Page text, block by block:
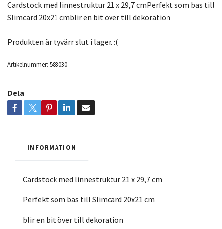
Cardstock med linnestruktur 21 x 29,7 cmPerfekt som bas till
Slimcard 20x21 cmblir en bit över till dekoration
Produkten är tyvärr slut i lager. :(
Artikelnummer: 583030
Dela
INFORMATION
Cardstock med linnestruktur 21 x 29,7 cm
Perfekt som bas till Slimcard 20x21 cm
blir en bit över till dekoration